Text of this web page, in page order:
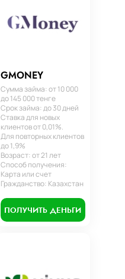
GMONEY
Сумма займа: от 10 000
до 145 000 тенге
Срок займа: до 30 дней
Ставка для новых
клиентов от 0,01%.
Для повторных клиентов
до 1,9%
Возраст: от 21 лет
Способ получения:
Карта или счет
Гражданство: Казахстан
ПОЛУЧИТЬ ДЕНЬГИ